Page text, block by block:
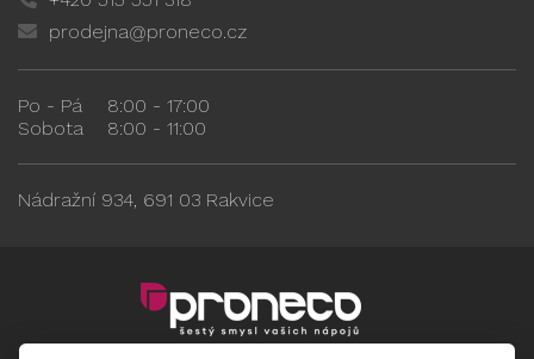
prodejna@proneco.cz
Po - Pá
8:00 - 17:00
Sobota
8:00 - 11:00
Nádražní 934, 691 03 Rakvice